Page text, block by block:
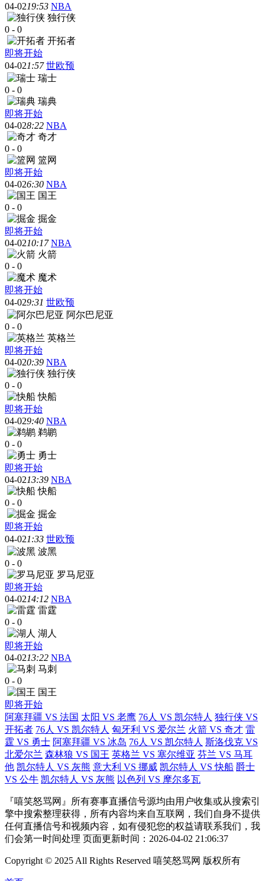
04-0219:53 NBA
独行侠
0 - 0
开拓者
即将开始
04-021:57 世欧预
瑞士
0 - 0
瑞典
即将开始
04-028:22 NBA
奇才
0 - 0
篮网
即将开始
04-026:30 NBA
国王
0 - 0
掘金
即将开始
04-0210:17 NBA
火箭
0 - 0
魔术
即将开始
04-029:31 世欧预
阿尔巴尼亚
0 - 0
英格兰
即将开始
04-020:39 NBA
独行侠
0 - 0
快船
即将开始
04-029:40 NBA
鹈鹕
0 - 0
勇士
即将开始
04-0213:39 NBA
快船
0 - 0
掘金
即将开始
04-021:33 世欧预
波黑
0 - 0
罗马尼亚
即将开始
04-0214:12 NBA
雷霆
0 - 0
湖人
即将开始
04-0213:22 NBA
马刺
0 - 0
国王
即将开始
阿塞拜疆 VS 法国 太阳 VS 老鹰 76人 VS 凯尔特人 独行侠 VS
开拓者 76人 VS 凯尔特人 匈牙利 VS 爱尔兰 火箭 VS 奇才 雷
霆 VS 勇士 阿塞拜疆 VS 冰岛 76人 VS 凯尔特人 斯洛伐克 VS
北爱尔兰 森林狼 VS 国王 英格兰 VS 塞尔维亚 芬兰 VS 马耳
他 凯尔特人 VS 灰熊 意大利 VS 挪威 凯尔特人 VS 快船 爵士
VS 公牛 凯尔特人 VS 灰熊 以色列 VS 摩尔多瓦
『嘻笑怒骂网』所有赛事直播信号源均由用户收集或从搜索引
擎中搜索整理获得，所有内容均来自互联网，我们自身不提供
任何直播信号和视频内容，如有侵犯您的权益请联系我们，我
们会第一时间处理 页面更新时间：2026-04-02 21:06:37
Copyright © 2025 All Rights Reserved 嘻笑怒骂网 版权所有